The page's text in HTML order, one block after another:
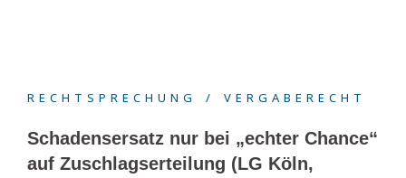
RECHTSPRECHUNG VERGABERECHT
Schadensersatz nur bei „echter Chance“
auf Zuschlagserteilung (LG Köln,